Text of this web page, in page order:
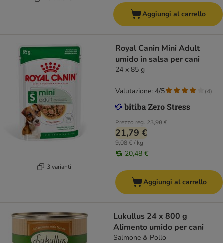
Aggiungi al carrello
3 varianti
Royal Canin Mini Adult
umido in salsa per cani
24 x 85 g
Prezzo reg. 23,98 €
21,79 €
9,08 € / kg
20,48 €
Valutazione: 4/5 (4)
Aggiungi al carrello
Lukullus 24 x 800 g
Alimento umido per cani
Salmone & Pollo